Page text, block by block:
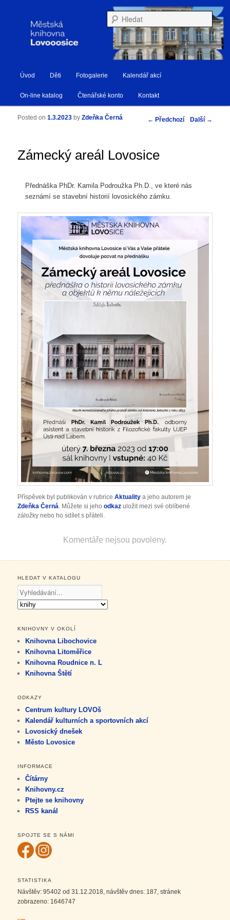
Knihovna Lovosice
Hlavní navigační menu
Přejít k hlavnímu obsahu webu
Přejít k obsahu postranního panelu
Úvod Děti Fotogalerie Kalendář akcí
On-line katalog Čtenářské konto Kontakt
Navigace pro příspěvky ← Předchozí Další →
Zámecký areál Lovosice
Posted on1.3.2023 byZdeňka Černá
Přednáška PhDr. Kamila Podroužka Ph.D., ve které nás
seznámí se stavební historií lovosického zámku.
Příspěvek byl publikován v rubriceAktuality a jeho autorem je
Zdeňka Černá. Můžete si jehoodkaz uložit mezi své oblíbené
záložky nebo ho sdílet s přáteli.
Komentáře nejsou povoleny.
HLEDAT V KATALOGU
KNIHOVNY V OKOLÍ
Knihovna Libochovice
Knihovna Litoměřice
Knihovna Roudnice n. L
Knihovna Štětí
ODKAZY
Centrum kultury LOVOš
Kalendář kulturních a sportovních akcí
Lovosický dnešek
Město Lovosice
INFORMACE
Čítárny
Knihovny.cz
Ptejte se knihovny
RSS kanál
SPOJTE SE S NÁMI
STATISTIKA
Návštěv:95402 od 31.12.2018, návštěv dnes: 187, stránek
zobrazeno: 1646747